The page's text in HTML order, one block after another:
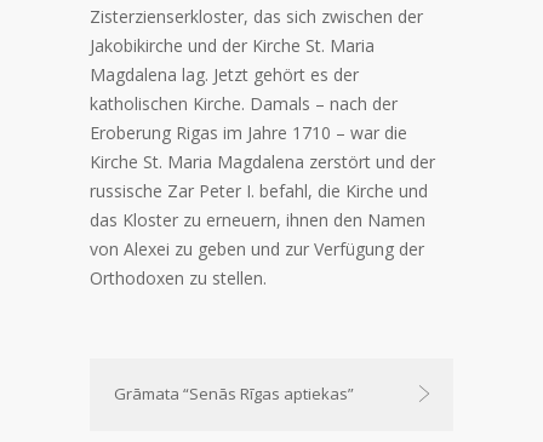
Zisterzienserkloster, das sich zwischen der
Jakobikirche und der Kirche St. Maria
Magdalena lag. Jetzt gehört es der
katholischen Kirche. Damals – nach der
Eroberung Rigas im Jahre 1710 – war die
Kirche St. Maria Magdalena zerstört und der
russische Zar Peter I. befahl, die Kirche und
das Kloster zu erneuern, ihnen den Namen
von Alexei zu geben und zur Verfügung der
Orthodoxen zu stellen.
Grāmata “Senās Rīgas aptiekas”